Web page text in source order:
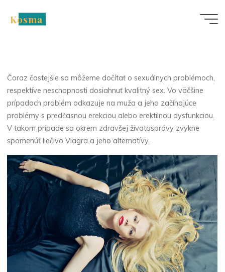
KosmaŽenská alternatíva
netýkajú len mužov
Čoraz častejšie sa môžeme dočítať o sexuálnych problémoch,
respektíve neschopnosti dosiahnuť kvalitný sex. Vo väčšine
prípadoch problém odkazuje na muža a jeho začínajúce
problémy s predčasnou erekciou alebo erektilnou dysfunkciou.
V takom prípade sa okrem zdravšej životosprávy zvykne
spomenúť liečivo Viagra a jeho alternatívy.